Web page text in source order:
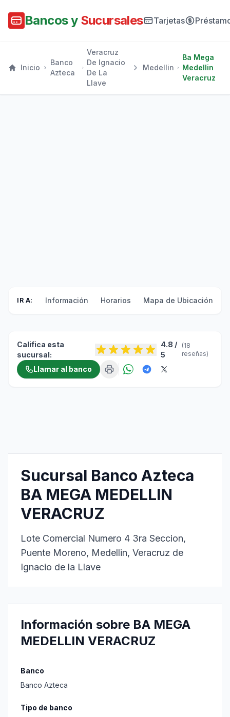
Bancos y Sucursales Tarjetas
Inicio
Banco
Azteca
Veracruz
De Ignacio
De La
Llave
Medellin
Ba Mega
Medellin
Veracruz
IR A: Información Horarios Mapa de Ubicación
Califica esta
sucursal:
4.8 /
5
(18
reseñas)
Llamar al banco
Sucursal Banco Azteca
BA MEGA MEDELLIN
VERACRUZ
Lote Comercial Numero 4 3ra Seccion,
Puente Moreno, Medellin, Veracruz de
Ignacio de la Llave
Información sobre BA MEGA
MEDELLIN VERACRUZ
Banco
Banco Azteca
Tipo de banco